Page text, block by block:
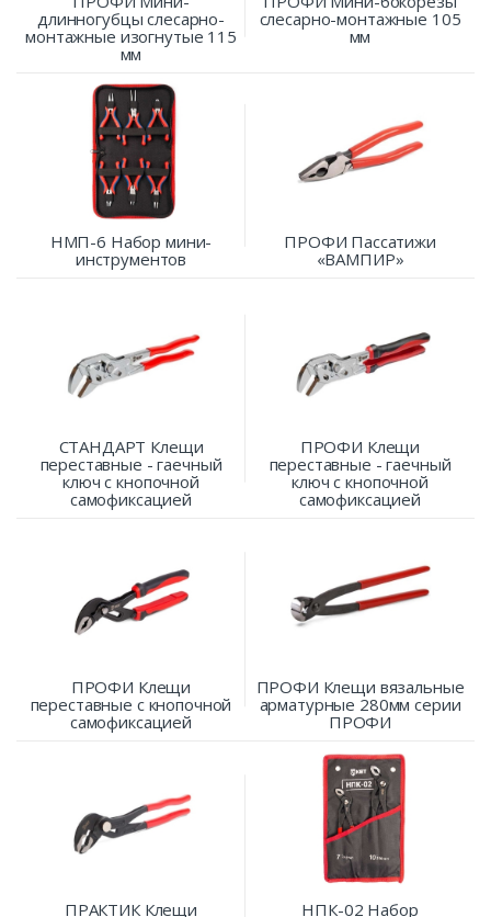
длинногубцы слесарно-
монтажные изогнутые 115
мм
слесарно-монтажные 105
мм
НМП-6 Набор мини-
инструментов
ПРОФИ Пассатижи
«ВАМПИР»
СТАНДАРТ Клещи
переставные - гаечный
ключ с кнопочной
самофиксацией
ПРОФИ Клещи
переставные - гаечный
ключ с кнопочной
самофиксацией
ПРОФИ Клещи
переставные с кнопочной
самофиксацией
ПРОФИ Клещи вязальные
арматурные 280мм серии
ПРОФИ
ПРАКТИК Клещи
НПК-02 Набор